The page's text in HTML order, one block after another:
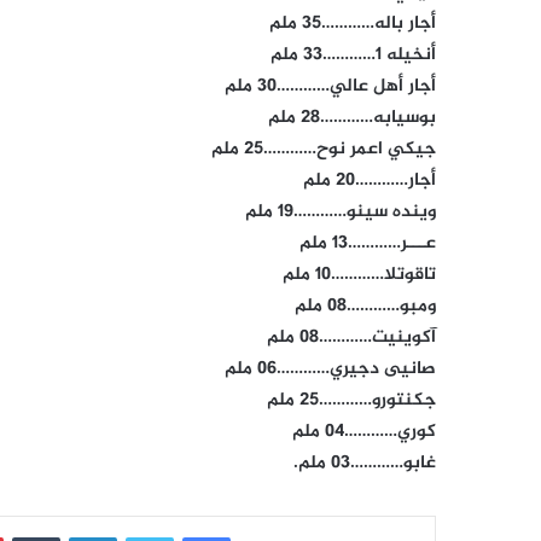
أجار باله…………35 ملم
أنخيله 1…………33 ملم
أجار أهل عالي…………30 ملم
بوسيابه…………28 ملم
جيكي اعمر نوح…………25 ملم
أجار…………20 ملم
وينده سينو…………19 ملم
عـــر…………13 ملم
تاقوتلا…………10 ملم
ومبو…………08 ملم
آكوينيت…………08 ملم
صانيى دجيري…………06 ملم
جكنتورو…………25 ملم
كوري…………04 ملم
غابو…………03 ملم.